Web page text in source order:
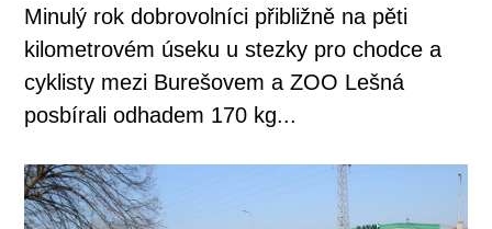
Minulý rok dobrovolníci přibližně na pěti
kilometrovém úseku u stezky pro chodce a
cyklisty mezi Burešovem a ZOO Lešná
posbírali odhadem 170 kg...